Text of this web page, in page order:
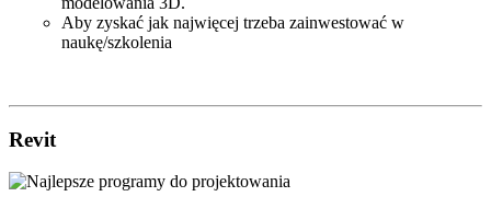
Aby zyskać jak najwięcej trzeba zainwestować w
naukę/szkolenia
Revit